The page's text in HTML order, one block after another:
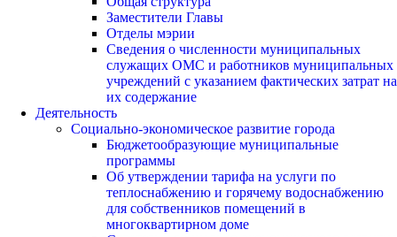
Заместители Главы
Отделы мэрии
Сведения о численности муниципальных
служащих ОМС и работников муниципальных
учреждений с указанием фактических затрат на
их содержание
Деятельность
Социально-экономическое развитие города
Бюджетообразующие муниципальные
программы
Об утверждении тарифа на услуги по
теплоснабжению и горячему водоснабжению
для собственников помещений в
многоквартирном доме